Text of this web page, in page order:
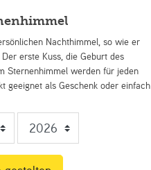
Nachthimmel, so wie er
erste Kuss, die Geburt des
Sternenhimmel werden für jeden
geeignet als Geschenk oder einfach